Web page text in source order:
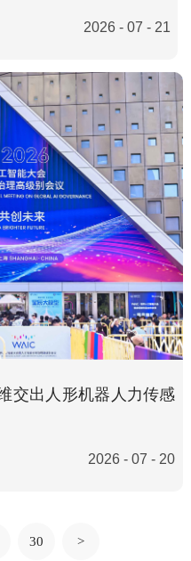
2026 - 07 - 21
交出人形机器人力传感
2026 - 07 - 20
30 >